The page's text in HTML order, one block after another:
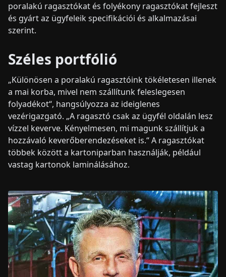
poralakú ragasztókat és folyékony ragasztókat fejleszt
és gyárt az ügyfeleik specifikációi és alkalmazásai
szerint.
Széles portfólió
„Különösen a poralakú ragasztóink tökéletesen illenek
a mai korba, mivel nem szállítunk feleslegesen
folyadékot“, hangsúlyozza az ideiglenes
vezérigazgató. „A ragasztó csak az ügyfél oldalán lesz
vízzel keverve. Kényelmesen, mi magunk szállítjuk a
hozzávaló keverőberendezéseket is.“ A ragasztókat
többek között a kartoniparban használják, például
vastag kartonok laminálásához.